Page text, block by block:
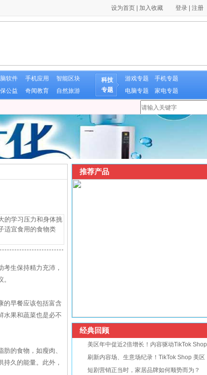
设为首页 加入收藏 登录 注册
软件 手机应用
智能区块
公益 奇闻教育 自然旅游
科技
专题
游戏专题
手机专题
电脑专题
家电专题
的学习压力和身体挑
适宜食用的食物类
生保持精力充沛，
的早餐应该包括富含
水果和蔬菜也是必不
的食物，如瘦肉、
久的能量。此外，
推荐产品
经典回顾
美区年中促近2倍增长！内容驱动TikTok Shop
刷新内容场、生意场纪录！TikTok Shop 美区
短剧营销正当时，家居品牌如何顺势而为？